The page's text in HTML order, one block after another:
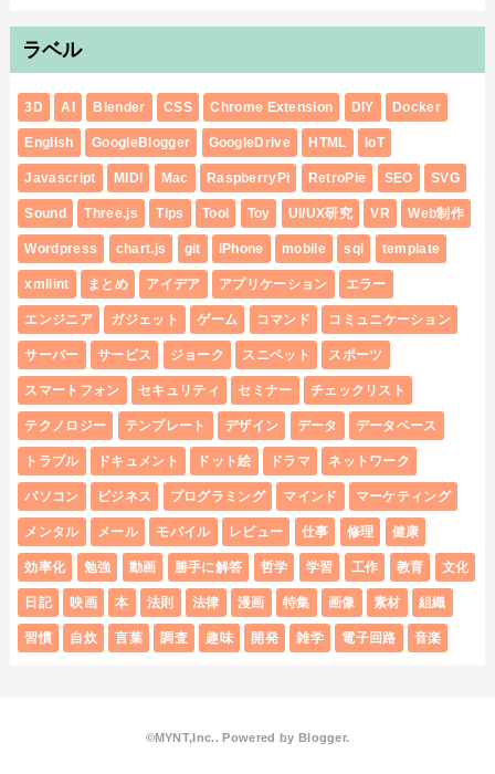
ラベル
3D AI Blender CSS Chrome Extension DIY Docker
English GoogleBlogger GoogleDrive HTML IoT
Javascript MIDI Mac RaspberryPi RetroPie SEO SVG
Sound Three.js Tips Tool Toy UI/UX研究 VR Web制作
Wordpress chart.js git iPhone mobile sql template
xmllint まとめ アイデア アプリケーション エラー
エンジニア ガジェット ゲーム コマンド コミュニケーション
サーバー サービス ジョーク スニペット スポーツ
スマートフォン セキュリティ セミナー チェックリスト
テクノロジー テンプレート デザイン データ データベース
トラブル ドキュメント ドット絵 ドラマ ネットワーク
パソコン ビジネス プログラミング マインド マーケティング
メンタル メール モバイル レビュー 仕事 修理 健康
効率化 勉強 動画 勝手に解答 哲学 学習 工作 教育 文化
日記 映画 本 法則 法律 漫画 特集 画像 素材 組織
習慣 自炊 言葉 調査 趣味 開発 雑学 電子回路 音楽
©MYNT,Inc.. Powered by Blogger.